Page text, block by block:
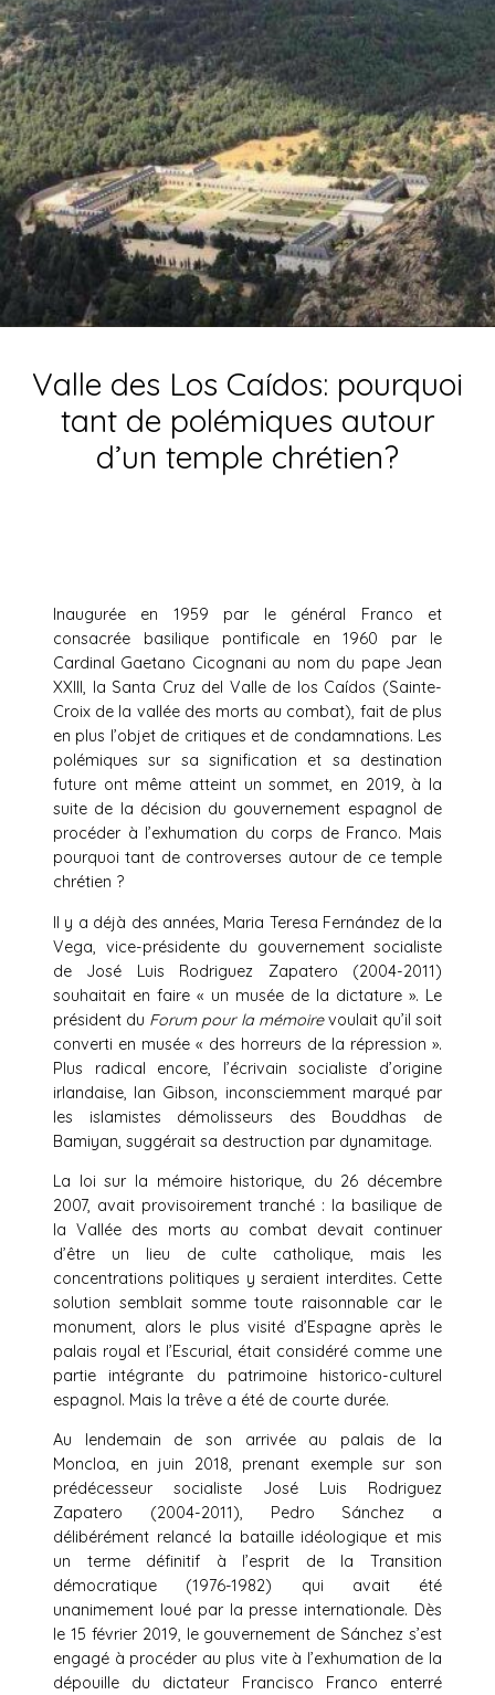
Valle des Los Caídos: pourquoi
tant de polémiques autour
d’un temple chrétien?
Inaugurée en 1959 par le général Franco et
consacrée basilique pontificale en 1960 par le
Cardinal Gaetano Cicognani au nom du pape Jean
XXIII, la Santa Cruz del Valle de los Caídos (Sainte-
Croix de la vallée des morts au combat), fait de plus
en plus l’objet de critiques et de condamnations. Les
polémiques sur sa signification et sa destination
future ont même atteint un sommet, en 2019, à la
suite de la décision du gouvernement espagnol de
procéder à l’exhumation du corps de Franco. Mais
pourquoi tant de controverses autour de ce temple
chrétien ?
Il y a déjà des années, Maria Teresa Fernández de la
Vega, vice-présidente du gouvernement socialiste
de José Luis Rodriguez Zapatero (2004-2011)
souhaitait en faire « un musée de la dictature ». Le
président du Forum pour la mémoirevoulait qu’il soit
converti en musée « des horreurs de la répression ».
Plus radical encore, l’écrivain socialiste d’origine
irlandaise, Ian Gibson, inconsciemment marqué par
les islamistes démolisseurs des Bouddhas de
Bamiyan, suggérait sa destruction par dynamitage.
La loi sur la mémoire historique, du 26 décembre
2007, avait provisoirement tranché : la basilique de
la Vallée des morts au combat devait continuer
d’être un lieu de culte catholique, mais les
concentrations politiques y seraient interdites. Cette
solution semblait somme toute raisonnable car le
monument, alors le plus visité d’Espagne après le
palais royal et l’Escurial, était considéré comme une
partie intégrante du patrimoine historico-culturel
espagnol. Mais la trêve a été de courte durée.
Au lendemain de son arrivée au palais de la
Moncloa, en juin 2018, prenant exemple sur son
prédécesseur socialiste José Luis Rodriguez
Zapatero (2004-2011), Pedro Sánchez a
délibérément relancé la bataille idéologique et mis
un terme définitif à l’esprit de la Transition
démocratique (1976-1982) qui avait été
unanimement loué par la presse internationale. Dès
le 15 février 2019, le gouvernement de Sánchez s’est
engagé à procéder au plus vite à l’exhumation de la
dépouille du dictateur Francisco Franco enterré